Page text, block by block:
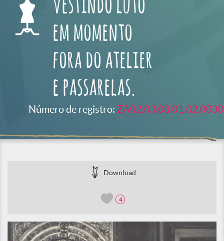
vestindo luto
em momento
fora do atelier
e passarelas.
Número de registro: ZA02.03.08.01.02.0030
Download
4